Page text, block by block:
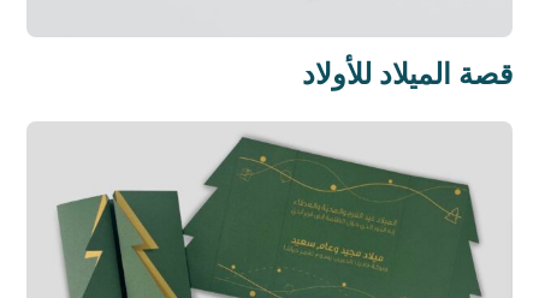
قصة الميلاد للأولاد